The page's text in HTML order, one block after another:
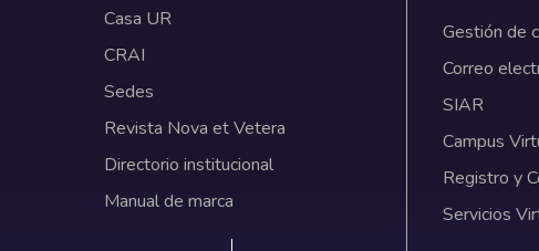
Casa UR
CRAI
Sedes
Revista Nova et Vetera
Directorio institucional
Manual de marca
Gestión de
Correo
SIAR
Campus
Registro y
Servicios